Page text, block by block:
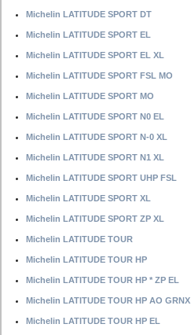
Michelin LATITUDE SPORT DT
Michelin LATITUDE SPORT EL
Michelin LATITUDE SPORT EL XL
Michelin LATITUDE SPORT FSL MO
Michelin LATITUDE SPORT MO
Michelin LATITUDE SPORT N0 EL
Michelin LATITUDE SPORT N-0 XL
Michelin LATITUDE SPORT N1 XL
Michelin LATITUDE SPORT UHP FSL
Michelin LATITUDE SPORT XL
Michelin LATITUDE SPORT ZP XL
Michelin LATITUDE TOUR
Michelin LATITUDE TOUR HP
Michelin LATITUDE TOUR HP * ZP EL
Michelin LATITUDE TOUR HP AO GRNX
Michelin LATITUDE TOUR HP EL